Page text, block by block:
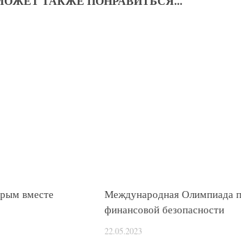
вместе
Международная Олимпиада по